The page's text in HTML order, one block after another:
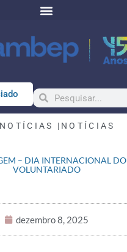
| NOTÍCIAS
– DIA INTERNACIONAL DO
VOLUNTARIADO
dezembro 8, 2025